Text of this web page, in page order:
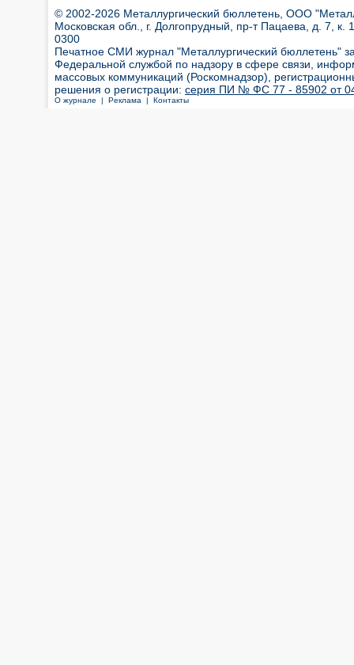
© 2002-2026 Металлургический бюллетень, ООО
Московская обл., г. Долгопрудный, пр-т Пацаева, д. 7,
0300
Печатное СМИ журнал "Металлургический бюллетень"
Федеральной службой по надзору в сфере связи,
массовых коммуникаций (Роскомнадзор),
решения о регистрации: серия ПИ № ФС 77 - 85902 от 04
О журнале | Реклама | Контакты